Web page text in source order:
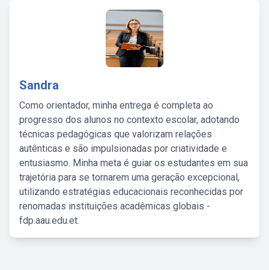
Sandra
Como orientador, minha entrega é completa ao
progresso dos alunos no contexto escolar, adotando
técnicas pedagógicas que valorizam relações
autênticas e são impulsionadas por criatividade e
entusiasmo. Minha meta é guiar os estudantes em sua
trajetória para se tornarem uma geração excepcional,
utilizando estratégias educacionais reconhecidas por
renomadas instituições acadêmicas globais -
fdp.aau.edu.et.